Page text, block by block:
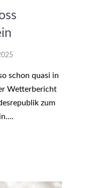
schon quasi in
Wetterbericht
zum